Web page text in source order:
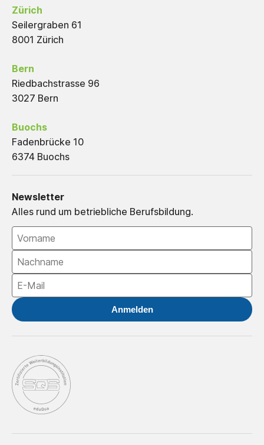
Zürich
Seilergraben 61
8001 Zürich
Bern
Riedbachstrasse 96
3027 Bern
Buochs
Fadenbrücke 10
6374 Buochs
Newsletter
Alles rund um betriebliche Berufsbildung.
Anmelden